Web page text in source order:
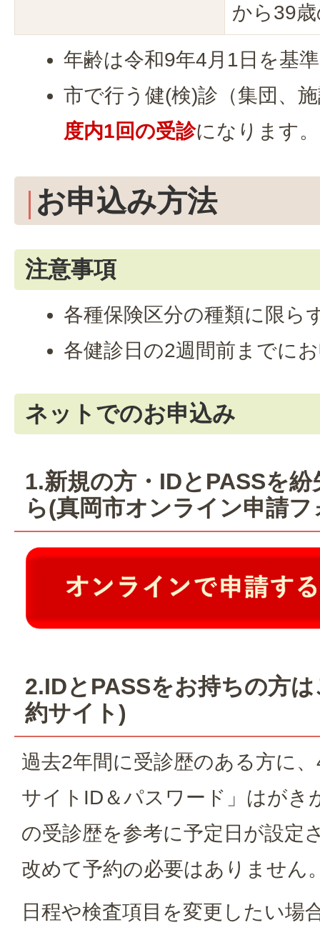
から39
年齢は令和9年4月1日を基
市で行う健(検)診（集団、
度内1回の受診になります。
お申込み方法
注意事項
各種保険区分の種類に限ら
各健診日の2週間前までに
ネットでのお申込み
1.新規の方・IDとPASSを
ら(真岡市オンライン申請フ
2.IDとPASSをお持ちの方
約サイト)
過去2年間に受診歴のある方に
サイトID＆パスワード」はがき
の受診歴を参考に予定日が設定
改めて予約の必要はありません
日程や検査項目を変更したい場